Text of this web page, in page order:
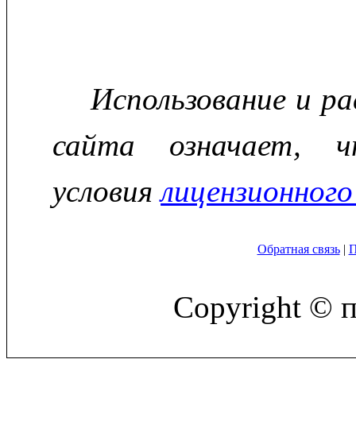
Использование и
сайта означает,
условия
Обратная связь|
Copyright ©